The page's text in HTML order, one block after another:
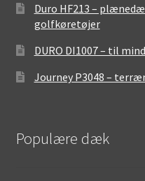
Duro HF213 –
golfkøretøjer
DURO DI1007 – til
Journey P3048 –
Populære dæk